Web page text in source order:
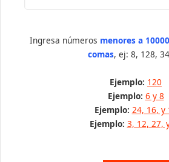
Ingresa números menores a
comas, ej: 8, 128,
Ejemplo: 120
Ejemplo: 6 y 8
Ejemplo: 24, 16, y
Ejemplo: 3, 12, 27,